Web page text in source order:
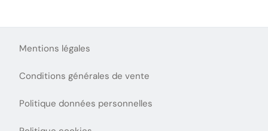
Mentions légales
Conditions générales de vente
Politique données personnelles